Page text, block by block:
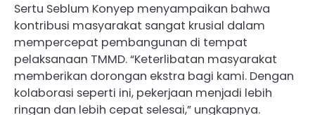
Sertu Seblum Konyep menyampaikan bahwa
kontribusi masyarakat sangat krusial dalam
mempercepat pembangunan di tempat
pelaksanaan TMMD. “Keterlibatan masyarakat
memberikan dorongan ekstra bagi kami. Dengan
kolaborasi seperti ini, pekerjaan menjadi lebih
ringan dan lebih cepat selesai,” ungkapnya.